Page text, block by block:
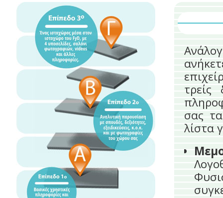
τρείς
σας
λίστα